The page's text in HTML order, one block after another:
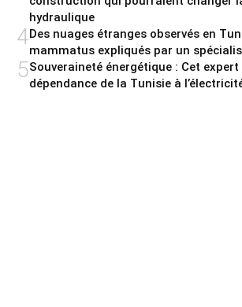
hydraulique
4Des nuages étranges observés en
mammatus expliqués par un
5Souveraineté énergétique : Cet
dépendance de la Tunisie à